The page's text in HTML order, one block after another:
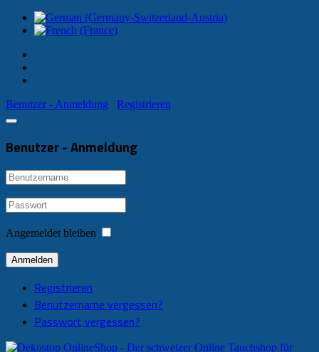
Benutzer - Anmeldung Registrieren
Benutzer - Anmeldung
Angemeldet bleiben
Anmelden
Registrieren
Benutzername vergessen?
Passwort vergessen?